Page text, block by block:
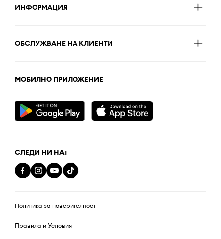
ИНФОРМАЦИЯ
ОБСЛУЖВАНЕ НА КЛИЕНТИ
МОБИЛНО ПРИЛОЖЕНИЕ
СЛЕДИ НИ НА:
Политика за поверителност
Правила и Условия